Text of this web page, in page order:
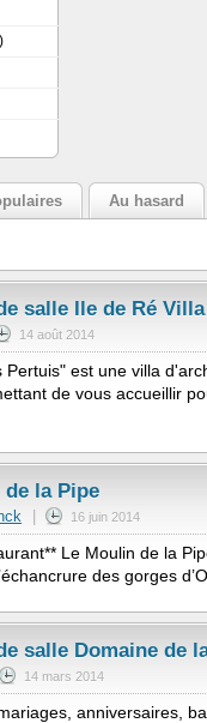
Au hasard
salle Ile de Ré
14 août 2014
Pertuis" est une villa
de vous accueillir
la Pipe
16 juin 2014
Le Moulin de la
des gorges
salle Domaine de
14 mars 2014
anniversaires,